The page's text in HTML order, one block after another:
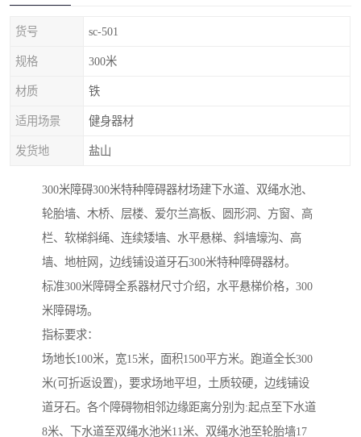
货号 sc-501
规格 300米
材质 铁
适用场景 健身器材
发货地 盐山
300米障碍300米特种障碍器材场建下水道、双绳水池、
轮胎墙、木桥、层楼、爱尔兰高板、圆形洞、方窗、高
栏、软梯斜绳、连续矮墙、水平悬梯、斜墙壕沟、高
墙、地桩网，边线铺设道牙石300米特种障碍器材。
标准300米障碍全系器材尺寸介绍，水平悬梯价格，300
米障碍场。
指标要求：
场地长100米，宽15米，面积1500平方米。跑道全长300
米(可折返设置)，要求场地平坦，土质较硬，边线铺设
道牙石。各个障碍物相邻边缘距离分别为:起点至下水道
8米、下水道至双绳水池米11米、双绳水池至轮胎墙17